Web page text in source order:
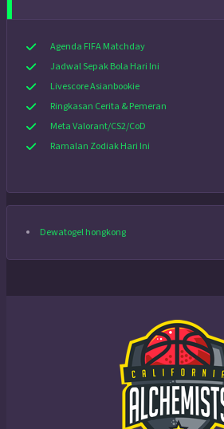
Agenda FIFA Matchday
Jadwal Sepak Bola Hari Ini
Livescore Asianbookie
Ringkasan Cerita & Pemeran
Meta Valorant/CS2/CoD
Ramalan Zodiak Hari Ini
Dewatogel hongkong